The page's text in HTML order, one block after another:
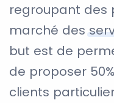
regroupant des
marché des
but est de
de proposer
clients